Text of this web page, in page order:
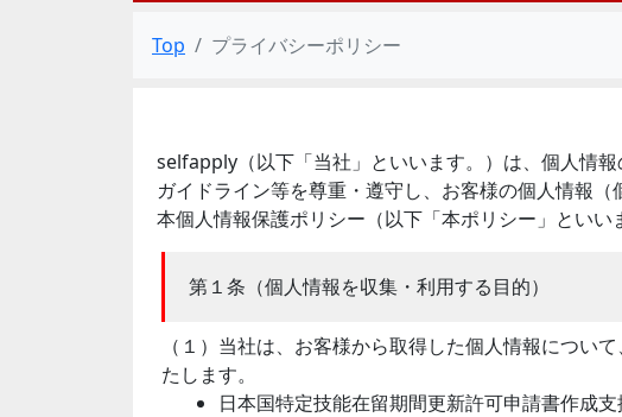
Top プライバシーポリシー
selfapply（以下「当社」といいます。）は、個人情
ガイドライン等を尊重・遵守し、お客様の個人情報
本個人情報保護ポリシー（以下「本ポリシー」といい
第１条（個人情報を収集・利用する目的）
（１）当社は、お客様から取得した個人情報につい
たします。
日本国特定技能在留期間更新許可申請書作成